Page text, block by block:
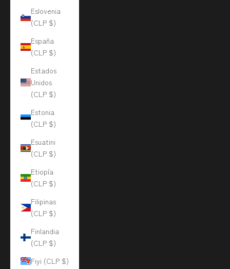
Eslovenia
(CLP $)
España
(CLP $)
Estados
Unidos
(CLP $)
Estonia
(CLP $)
Esuatini
(CLP $)
Etiopía
(CLP $)
Filipinas
(CLP $)
Finlandia
(CLP $)
Fiyi (CLP $)